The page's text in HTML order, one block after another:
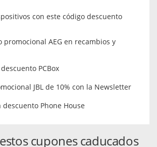
con este código descuento
promocional AEG en recambios y
PCBox
JBL de 10% con la Newsletter
descuento Phone House
cupones caducados